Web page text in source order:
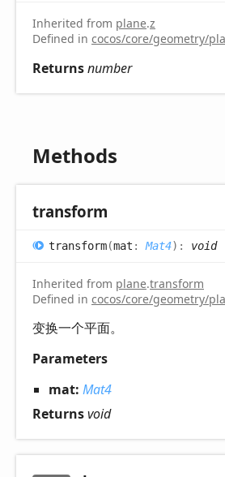
Inherited from plane.z
Defined in cocos/core/geometry/
Returnsnumber
Methods
transform
transform(mat : Mat4) : void
Inherited from plane.transform
Defined in cocos/core/geometry/
变换一个平面。
Parameters
mat: Mat4
Returnsvoid